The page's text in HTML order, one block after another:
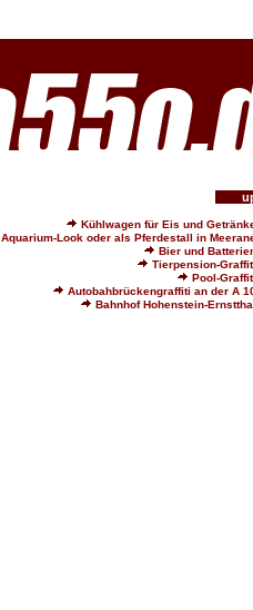
Kühlwagen für Eis und
Aquarium-Look oder als Pferdestall in
Bier und
Tierpension-
Pool-
Autobahbrückengraffiti an der A
Bahnhof Hohenstein-